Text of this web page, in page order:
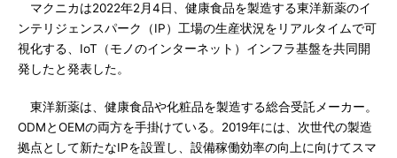
マクニカは2022年2月4日、健康食品を製造する東洋新薬のイ
ンテリジェンスパーク（IP）工場の生産状況をリアルタイムで可
視化する、IoT（モノのインターネット）インフラ基盤を共同開
発したと発表した。
東洋新薬は、健康食品や化粧品を製造する総合受託メーカー。
ODMとOEMの両方を手掛けている。2019年には、次世代の製造
拠点として新たなIPを設置し、設備稼働効率の向上に向けてスマ